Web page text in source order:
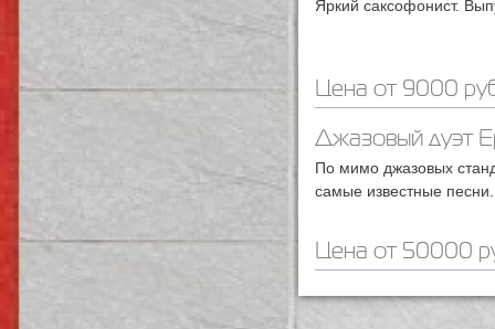
Яркий саксофонист.
Цена от 9000
Джазовый дуэт
По мимо джазовых
самые известные песни.
Цена от 50000